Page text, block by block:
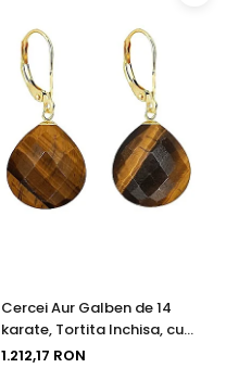
Cercei Aur Galben de 14
karate, Tortita Inchisa, cu
Pietre Semipretioase
1.212,17 RON